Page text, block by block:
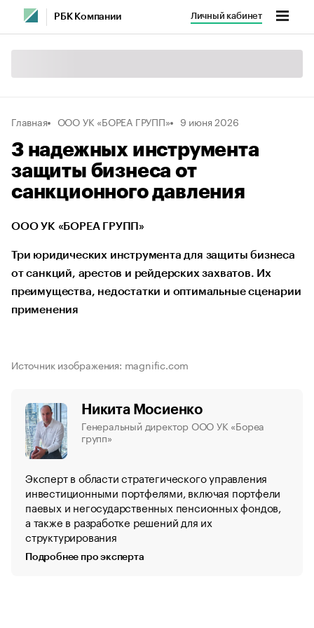
РБК Компании Личный кабинет
Главная ООО УК «БОРЕА ГРУПП» 9 июня 2026
3 надежных инструмента
защиты бизнеса от
санкционного давления
ООО УК «БОРЕА ГРУПП»
Три юридических инструмента для защиты бизнеса
от санкций, арестов и рейдерских захватов. Их
преимущества, недостатки и оптимальные сценарии
применения
Источник изображения: magnific.com
Никита Мосиенко
Генеральный директор ООО УК «Бореа
групп»
Эксперт в области стратегического управления
инвестиционными портфелями, включая портфели
паевых и негосударственных пенсионных фондов,
а также в разработке решений для их
структурирования
Подробнее про эксперта